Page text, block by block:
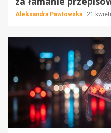
Aleksandra Pawłowska 21